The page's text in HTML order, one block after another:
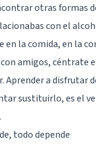
otras formas
con el
en la comida, en la
amigos, céntrate
Aprender a disfrutar
sustituirlo, es el
todo depende